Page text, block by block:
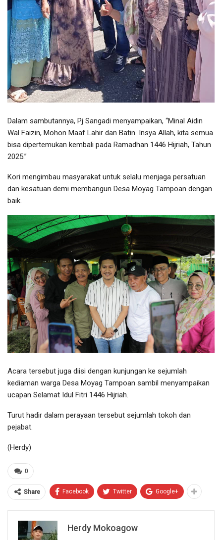
Dalam sambutannya, Pj Sangadi menyampaikan, “Minal Aidin
Wal Faizin, Mohon Maaf Lahir dan Batin. Insya Allah, kita semua
bisa dipertemukan kembali pada Ramadhan 1446 Hijriah, Tahun
2025.”
Kori mengimbau masyarakat untuk selalu menjaga persatuan
dan kesatuan demi membangun Desa Moyag Tampoan dengan
baik.
Acara tersebut juga diisi dengan kunjungan ke sejumlah
kediaman warga Desa Moyag Tampoan sambil menyampaikan
ucapan Selamat Idul Fitri 1446 Hijriah.
Turut hadir dalam perayaan tersebut sejumlah tokoh dan
pejabat.
(Herdy)
0
Share Facebook Twitter Google+
Herdy Mokoagow